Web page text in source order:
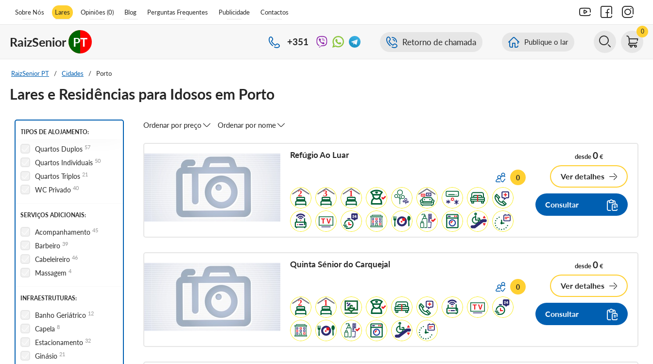
Sobre Nós Lares Opiniões (0) Blog Perguntas Frequentes Publicidade Contactos
RaizSenior PT +351 Retorno de chamada Publique o lar
0
RaizSenior PT / Cidades / Porto
Lares e Residências para Idosos em Porto
TIPOS DE ALOJAMENTO:
Quartos Duplos 57
Quartos Individuais 50
Quartos Triplos 21
WC Privado 40
SERVIÇOS ADICIONAIS:
Acompanhamento 45
Barbeiro 39
Cabeleireiro 46
Massagem 4
INFRAESTRUTURAS:
Banho Geriátrico 12
Capela 8
Estacionamento 32
Ginásio 21
Ordenar por preço Ordenar por nome
Refúgio Ao Luar
0
desde0€
Ver detalhes
Consultar
Quinta Sénior do Carquejal
0
desde0€
Ver detalhes
Consultar